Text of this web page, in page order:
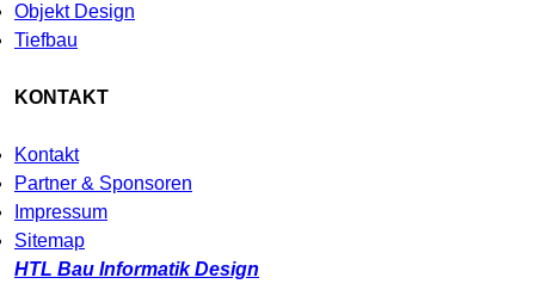
Objekt Design
Tiefbau
KONTAKT
Kontakt
Partner & Sponsoren
Impressum
Sitemap
HTL Bau Informatik Design